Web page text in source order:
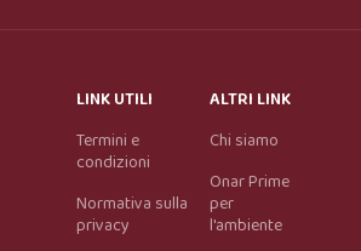
LINK UTILI
Termini e
condizioni
Normativa sulla
privacy
ALTRI LINK
Chi siamo
Onar Prime
per
l'ambiente